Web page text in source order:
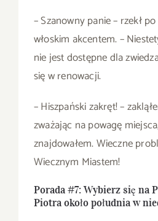
– Szanowny panie – rzekł
włoskim akcentem. –
nie jest dostępne dla
się w renowacji.
– Hiszpański zakręt! –
zważając na powagę
znajdowałem. Wieczne
Wiecznym Miastem!
Porada #7: Wybierz się na
Piotra około południa w